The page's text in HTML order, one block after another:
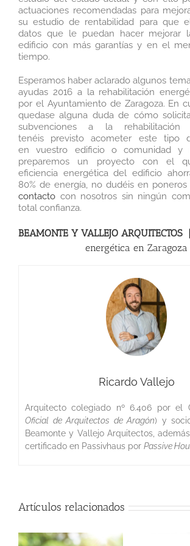
actuaciones recomendadas para
su estudio de rentabilidad para que
datos que le puedan hacer mejorar
edificio con más garantías y en el
tiempo.
Esperamos haber aclarado algunos
ayudas 2016 a la rehabilitación
por el Ayuntamiento de Zaragoza. En
quedase alguna duda de cómo
subvenciones a la rehabilitación
tenéis previsto acometer este tipo
en vuestro edificio o comunidad y
preparemos un proyecto con el
eficiencia energética del edificio
80% de energía, no dudéis en poneros
contacto con nosotros sin ningún
total confianza.
BEAMONTE Y VALLEJO ARQUITECTOS |
energética en Zaragoza
Ricardo Vallejo
Arquitecto colegiado nº 6.406 por el
Oficial de Arquitectos de Aragón) y
Beamonte y Vallejo Arquitectos,
certificado en Passivhaus por Passive
Artículos relacionados
PRECIO MEDIO